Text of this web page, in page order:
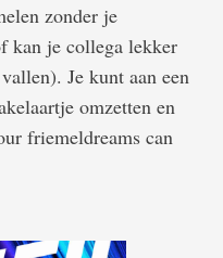
zonder je
kan je collega lekker
Je kunt aan een
omzetten en
friemeldreams can